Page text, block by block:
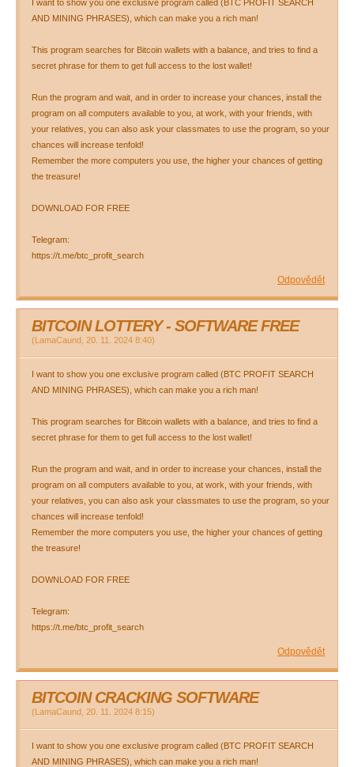
I want to show you one exclusive program called (BTC PROFIT SEARCH
AND MINING PHRASES), which can make you a rich man!
This program searches for Bitcoin wallets with a balance, and tries to find a
secret phrase for them to get full access to the lost wallet!
Run the program and wait, and in order to increase your chances, install the
program on all computers available to you, at work, with your friends, with
your relatives, you can also ask your classmates to use the program, so your
chances will increase tenfold!
Remember the more computers you use, the higher your chances of getting
the treasure!
DOWNLOAD FOR FREE
Telegram:
https://t.me/btc_profit_search
Odpovědět
BITCOIN LOTTERY - SOFTWARE FREE
(LamaCaund 20. 11. 2024 8:40)
I want to show you one exclusive program called (BTC PROFIT SEARCH
AND MINING PHRASES), which can make you a rich man!
This program searches for Bitcoin wallets with a balance, and tries to find a
secret phrase for them to get full access to the lost wallet!
Run the program and wait, and in order to increase your chances, install the
program on all computers available to you, at work, with your friends, with
your relatives, you can also ask your classmates to use the program, so your
chances will increase tenfold!
Remember the more computers you use, the higher your chances of getting
the treasure!
DOWNLOAD FOR FREE
Telegram:
https://t.me/btc_profit_search
Odpovědět
BITCOIN CRACKING SOFTWARE
(LamaCaund 20. 11. 2024 8:15)
I want to show you one exclusive program called (BTC PROFIT SEARCH
AND MINING PHRASES), which can make you a rich man!